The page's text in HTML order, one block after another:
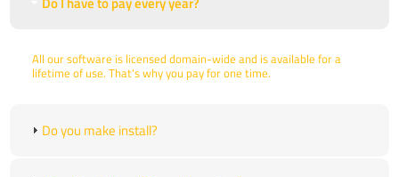
All our software is licensed domain-wide and is available for a
lifetime of use. That's why you pay for one time.
Do you make install?